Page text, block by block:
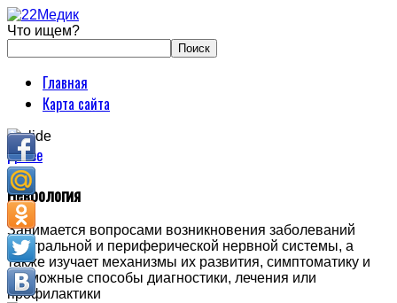
Что ищем?
Главная
Карта сайта
Далее
Неврология
Занимается вопросами возникновения заболеваний
центральной и периферической нервной системы, а
также изучает механизмы их развития, симптоматику и
возможные способы диагностики, лечения или
профилактики